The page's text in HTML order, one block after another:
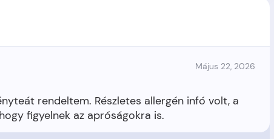
Május 22, 2026
rendeltem. Részletes allergén infó volt, a